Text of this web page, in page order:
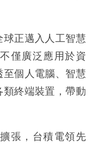
正邁入人工智慧
僅廣泛應用於資
個人電腦、智慧
終端裝置，帶動
張，台積電領先